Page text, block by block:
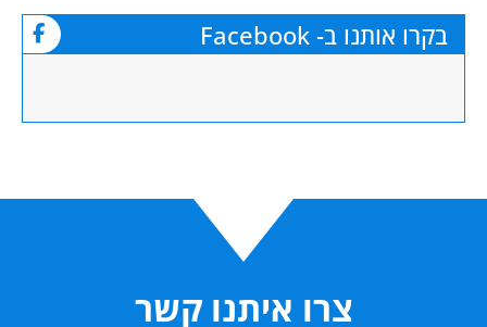
בקרו אותנו ב- Facebook
צרו איתנו קשר